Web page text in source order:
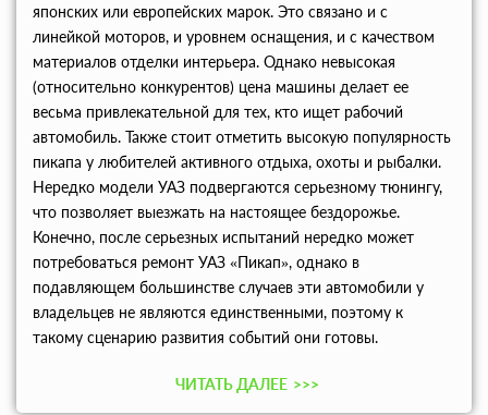
японских или европейских марок. Это связано и с
линейкой моторов, и уровнем оснащения, и с качеством
материалов отделки интерьера. Однако невысокая
(относительно конкурентов) цена машины делает ее
весьма привлекательной для тех, кто ищет рабочий
автомобиль. Также стоит отметить высокую популярность
пикапа у любителей активного отдыха, охоты и рыбалки.
Нередко модели УАЗ подвергаются серьезному тюнингу,
что позволяет выезжать на настоящее бездорожье.
Конечно, после серьезных испытаний нередко может
потребоваться ремонт УАЗ «Пикап», однако в
подавляющем большинстве случаев эти автомобили у
владельцев не являются единственными, поэтому к
такому сценарию развития событий они готовы.
ЧИТАТЬ ДАЛЕЕ >>>